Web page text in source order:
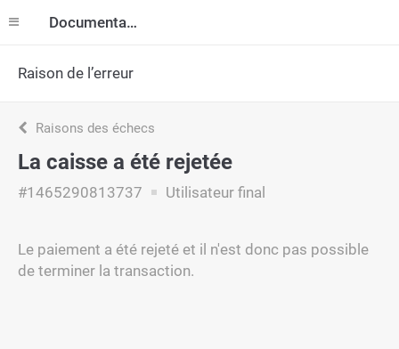
Documentation
Raison de l’erreur
Raisons des échecs
La caisse a été rejetée
#1465290813737 Utilisateur final
Le paiement a été rejeté et il n'est donc pas possible
de terminer la transaction.